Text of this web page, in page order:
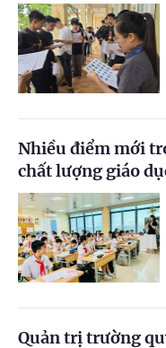
Nhiều điểm mới
chất lượng giáo
Quản trị trường